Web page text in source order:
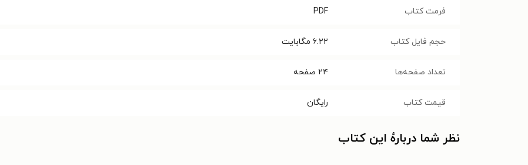
فرمت کتاب PDF
حجم فایل کتاب ۶.۲۲ مگابایت
تعداد صفحه‌ها ۲۴ صفحه
قیمت کتاب رایگان
نظر شما دربارهٔ این کتاب